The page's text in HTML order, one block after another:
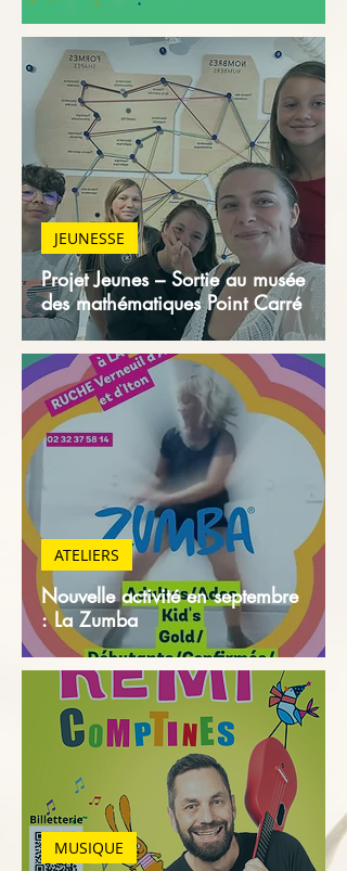
Projet Jeunes – Sortie au musée
des mathématiques Point Carré
JEUNESSE
Nouvelle activité en septembre
: La Zumba
ATELIERS
MUSIQUE